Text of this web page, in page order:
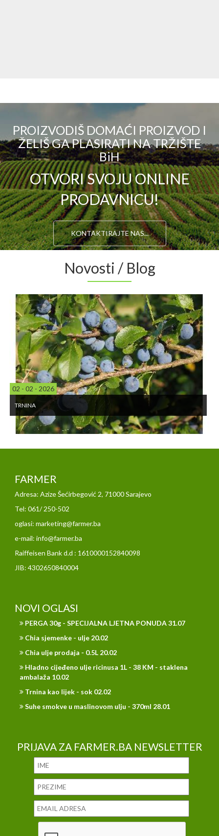
PROIZVODIŠ DOMAĆI PROIZVOD I
ŽELIŠ GA PLASIRATI NA TRŽIŠTE
BiH
OTVORI SVOJU ONLINE
PRODAVNICU!
KONTAKTIRAJTE NAS...
Novosti / Blog
02 - 02 - 2026
TRNINA
FARMER
Adresa: Azize Šećirbegović 2, 71000 Sarajevo
Tel: 061/ 250-502
oglasi: marketing@farmer.ba
e-mail: info@farmer.ba
Raiffeisen Bank d.d : 1610000152840098
JIB: 4302650840004
NOVI OGLASI
PERGA 30g - SPECIJALNA LJETNA PONUDA 31.07
Chia sjemenke - ulje 20.02
Chia ulje prodaja - 0.5L 20.02
Hladno cijeđeno ulje ricinusa 1L - 38 KM - staklena
ambalaža 10.02
Trnina kao lijek - sok 02.02
Suhe smokve u maslinovom ulju - 370ml 28.01
PRIJAVA ZA FARMER.BA NEWSLETTER